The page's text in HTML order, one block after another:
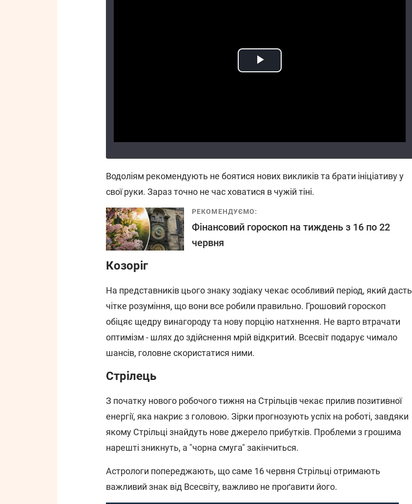
Водоліям рекомендують не боятися нових викликів та брати ініціативу у
свої руки. Зараз точно не час ховатися в чужій тіні.
РЕКОМЕНДУЄМО:
Фінансовий гороскоп на тиждень з 16 по 22
червня
Козоріг
На представників цього знаку зодіаку чекає особливий період, який дасть
чітке розуміння, що вони все робили правильно. Грошовий гороскоп
обіцяє щедру винагороду та нову порцію натхнення. Не варто втрачати
оптимізм - шлях до здійснення мрій відкритий. Всесвіт подарує чимало
шансів, головне скористатися ними.
Стрілець
З початку нового робочого тижня на Стрільців чекає прилив позитивної
енергії, яка накриє з головою. Зірки прогнозують успіх на роботі, завдяки
якому Стрільці знайдуть нове джерело прибутків. Проблеми з грошима
нарешті зникнуть, а "чорна смуга" закінчиться.
Астрологи попереджають, що саме 16 червня Стрільці отримають
важливий знак від Всесвіту, важливо не проґавити його.